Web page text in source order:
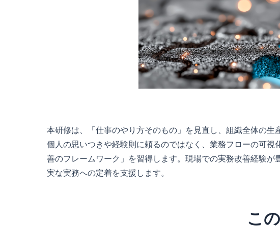
本研修は、「仕事のやり方そのもの」を見直し、組織全体の生
個人の思いつきや経験則に頼るのではなく、業務フローの可
善のフレームワーク」を習得します。現場での実務改善経験
実な実務への定着を支援します。
こ